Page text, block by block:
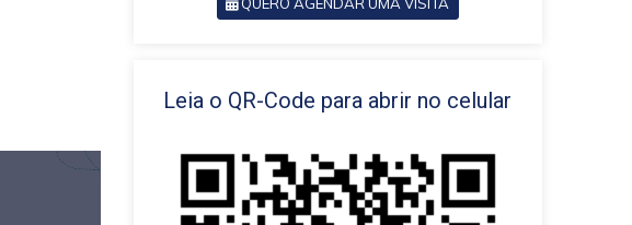
Leia o QR-Code para abrir no celular